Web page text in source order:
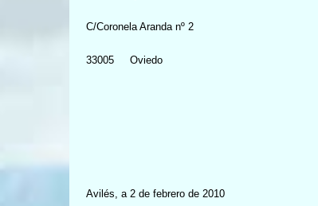
C/Coronela Aranda nº 2
33005 Oviedo
Avilés, a 2 de febrero de 2010